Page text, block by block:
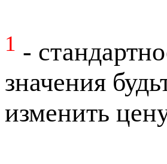
1 -
значения
изменить